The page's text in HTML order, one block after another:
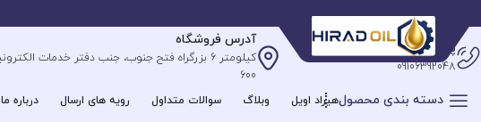
پشتیبانی آنلاین
09106392048
آدرس فروشگاه
600
دسته بندی محصولهیراد اویل وبلاگ سوالات متداول رویه های ارسال درباره ما